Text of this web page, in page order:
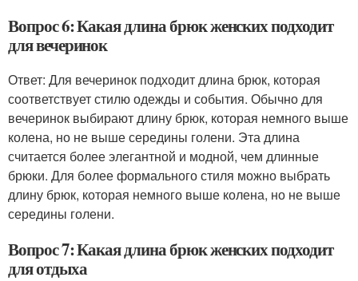
Вопрос 6: Какая длина брюк женских подходит
для вечеринок
Ответ: Для вечеринок подходит длина брюк, которая
соответствует стилю одежды и события. Обычно для
вечеринок выбирают длину брюк, которая немного выше
колена, но не выше середины голени. Эта длина
считается более элегантной и модной, чем длинные
брюки. Для более формального стиля можно выбрать
длину брюк, которая немного выше колена, но не выше
середины голени.
Вопрос 7: Какая длина брюк женских подходит
для отдыха